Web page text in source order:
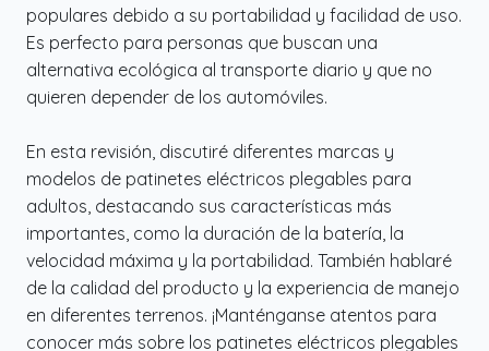
populares debido a su portabilidad y facilidad de uso.
Es perfecto para personas que buscan una
alternativa ecológica al transporte diario y que no
quieren depender de los automóviles.
En esta revisión, discutiré diferentes marcas y
modelos de patinetes eléctricos plegables para
adultos, destacando sus características más
importantes, como la duración de la batería, la
velocidad máxima y la portabilidad. También hablaré
de la calidad del producto y la experiencia de manejo
en diferentes terrenos. ¡Manténganse atentos para
conocer más sobre los patinetes eléctricos plegables